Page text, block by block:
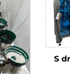
S